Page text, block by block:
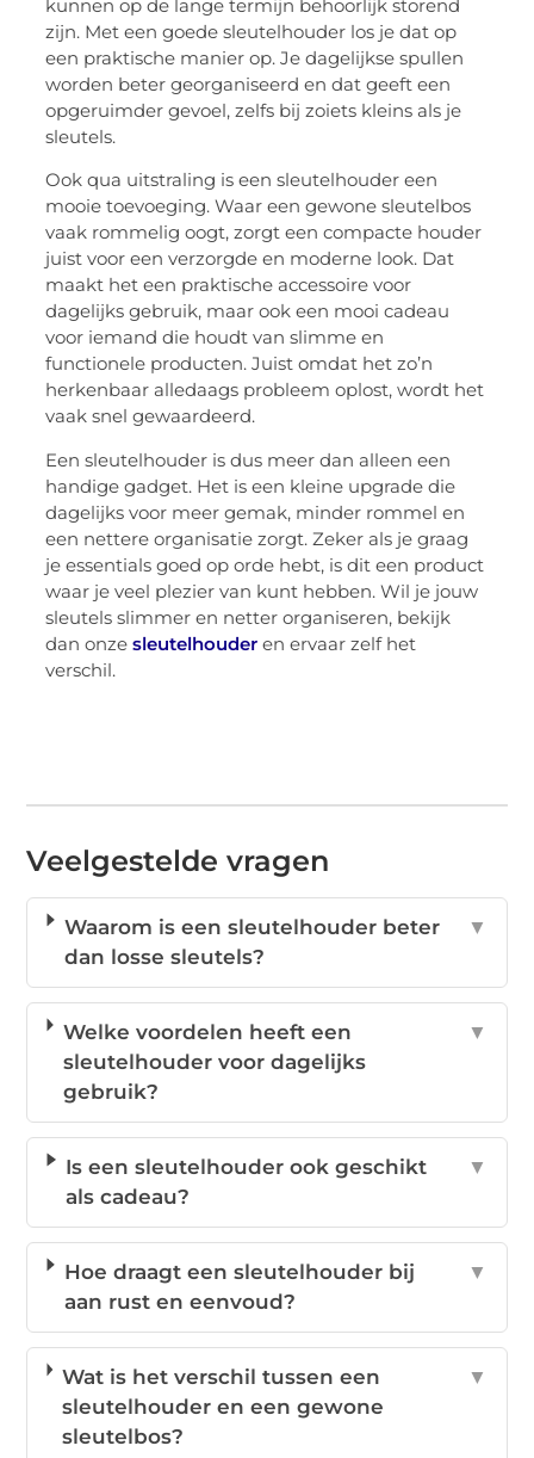
kunnen op de lange termijn behoorlijk storend
zijn. Met een goede sleutelhouder los je dat op
een praktische manier op. Je dagelijkse spullen
worden beter georganiseerd en dat geeft een
opgeruimder gevoel, zelfs bij zoiets kleins als je
sleutels.
Ook qua uitstraling is een sleutelhouder een
mooie toevoeging. Waar een gewone sleutelbos
vaak rommelig oogt, zorgt een compacte houder
juist voor een verzorgde en moderne look. Dat
maakt het een praktische accessoire voor
dagelijks gebruik, maar ook een mooi cadeau
voor iemand die houdt van slimme en
functionele producten. Juist omdat het zo’n
herkenbaar alledaags probleem oplost, wordt het
vaak snel gewaardeerd.
Een sleutelhouder is dus meer dan alleen een
handige gadget. Het is een kleine upgrade die
dagelijks voor meer gemak, minder rommel en
een nettere organisatie zorgt. Zeker als je graag
je essentials goed op orde hebt, is dit een product
waar je veel plezier van kunt hebben. Wil je jouw
sleutels slimmer en netter organiseren, bekijk
dan onzesleutelhouderen ervaar zelf het
verschil.
Veelgestelde vragen
Waarom is een sleutelhouder beter
dan losse sleutels?
▼
Welke voordelen heeft een
sleutelhouder voor dagelijks
gebruik?
▼
Is een sleutelhouder ook geschikt
als cadeau?
▼
Hoe draagt een sleutelhouder bij
aan rust en eenvoud?
▼
Wat is het verschil tussen een
sleutelhouder en een gewone
sleutelbos?
▼